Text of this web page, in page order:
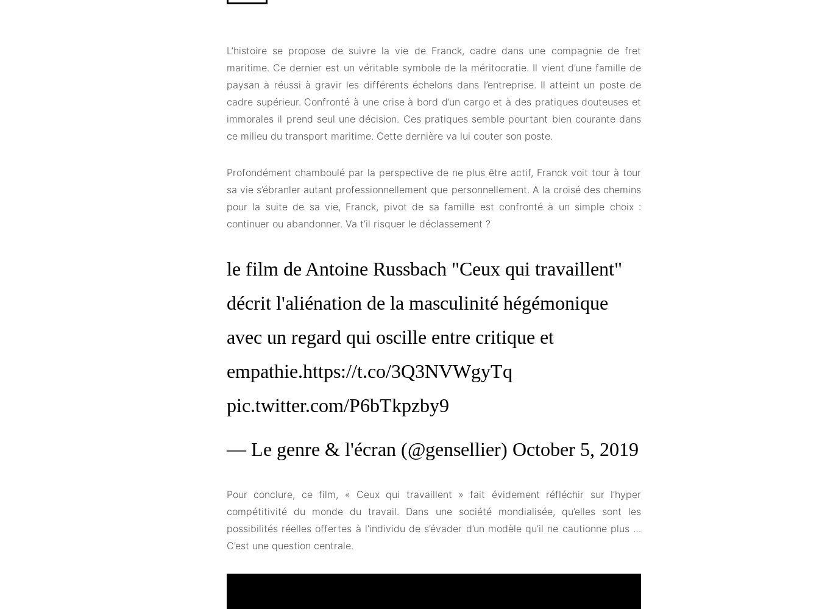
L’histoire se propose de suivre la vie de Franck, cadre dans une compagnie de fret
maritime. Ce dernier est un véritable symbole de la méritocratie. Il vient d’une famille de
paysan à réussi à gravir les différents échelons dans l’entreprise. Il atteint un poste de
cadre supérieur. Confronté à une crise à bord d’un cargo et à des pratiques douteuses et
immorales il prend seul une décision. Ces pratiques semble pourtant bien courante dans
ce milieu du transport maritime. Cette dernière va lui couter son poste.
Profondément chamboulé par la perspective de ne plus être actif, Franck voit tour à tour
sa vie s’ébranler autant professionnellement que personnellement. A la croisé des chemins
pour la suite de sa vie, Franck, pivot de sa famille est confronté à un simple choix :
continuer ou abandonner. Va t’il risquer le déclassement ?
le film de Antoine Russbach "Ceux qui travaillent"
décrit l'aliénation de la masculinité hégémonique
avec un regard qui oscille entre critique et
empathie.https://t.co/3Q3NVWgyTq
pic.twitter.com/P6bTkpzby9
— Le genre & l'écran (@gensellier) October 5, 2019
Pour conclure, ce film, « Ceux qui travaillent » fait évidement réfléchir sur l’hyper
compétitivité du monde du travail. Dans une société mondialisée, qu’elles sont les
possibilités réelles offertes à l’individu de s’évader d’un modèle qu’il ne cautionne plus …
C’est une question centrale.